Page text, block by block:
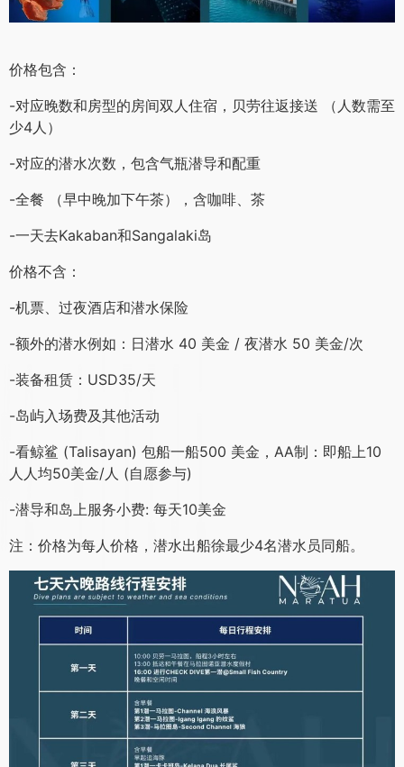
价格包含：
-对应晚数和房型的房间双人住宿，贝劳往返接送 （人数需至
少4人）
-对应的潜水次数，包含气瓶潜导和配重
-全餐 （早中晚加下午茶），含咖啡、茶
-一天去Kakaban和Sangalaki岛
价格不含：
-机票、过夜酒店和潜水保险
-额外的潜水例如：日潜水 40 美金 / 夜潜水 50 美金/次
-装备租赁：USD35/天
-岛屿入场费及其他活动
-看鲸鲨 (Talisayan) 包船一船500 美金，AA制：即船上10
人人均50美金/人 (自愿参与)
-潜导和岛上服务小费: 每天10美金
注：价格为每人价格，潜水出船徐最少4名潜水员同船。